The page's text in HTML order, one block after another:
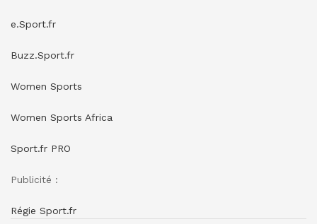
e.Sport.fr
Buzz.Sport.fr
Women Sports
Women Sports Africa
Sport.fr PRO
Publicité :
Régie Sport.fr